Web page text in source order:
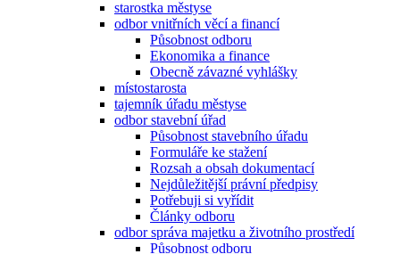
starostka městyse
odbor vnitřních věcí a financí
Působnost odboru
Ekonomika a finance
Obecně závazné vyhlášky
místostarosta
tajemník úřadu městyse
odbor stavební úřad
Působnost stavebního úřadu
Formuláře ke stažení
Rozsah a obsah dokumentací
Nejdůležitější právní předpisy
Potřebuji si vyřídit
Články odboru
odbor správa majetku a životního prostředí
Působnost odboru